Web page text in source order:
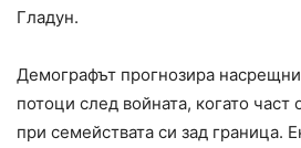
Гладун.
Демографът прогнозира
потоци след войната, когато
при семействата си зад граница.